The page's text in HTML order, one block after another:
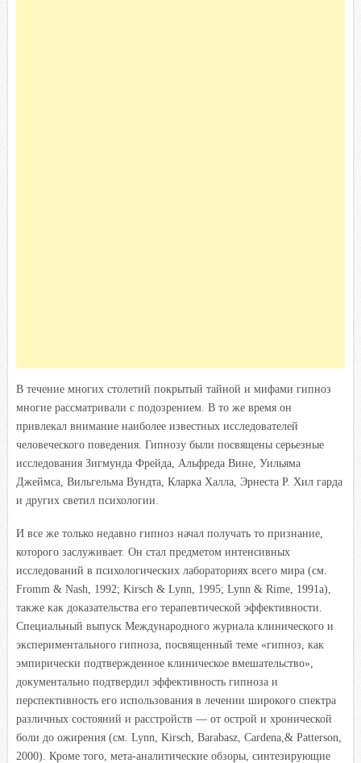
В течение многих столетий покрытый тайной и мифами гипноз
многие рассматривали с подозрением. В то же время он
привлекал внимание наиболее известных исследователей
человеческого поведения. Гипнозу были посвящены серьезные
исследования Зигмунда Фрейда, Альфреда Вине, Уильяма
Джеймса, Вильгельма Вундта, Кларка Халла, Эрнеста Р. Хил гарда
и других светил психологии.
И все же только недавно гипноз начал получать то признание,
которого заслуживает. Он стал предметом интенсивных
исследований в психологических лабораториях всего мира (см.
Fromm & Nash, 1992; Kirsch & Lynn, 1995; Lynn & Rime, 1991a),
также как доказательства его терапевтической эффективности.
Специальный выпуск Международного журнала клинического и
экспериментального гипноза, посвященный теме «гипноз, как
эмпирически подтвержденное клиническое вмешательство»,
документально подтвердил эффективность гипноза и
перспективность его использования в лечении широкого спектра
различных состояний и расстройств — от острой и хронической
боли до ожирения (см. Lynn, Kirsch, Barabasz, Cardena,& Patterson,
2000). Кроме того, мета-аналитические обзоры, синтезирующие